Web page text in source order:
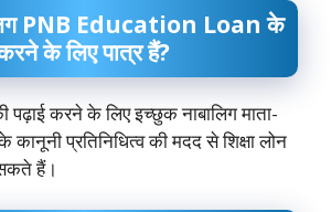
PNB Education Loan के
के लिए पात्र हैं?
पढ़ाई करने के लिए इच्छुक नाबालिग माता-
कानूनी प्रतिनिधित्व की मदद से शिक्षा लोन
हैं।